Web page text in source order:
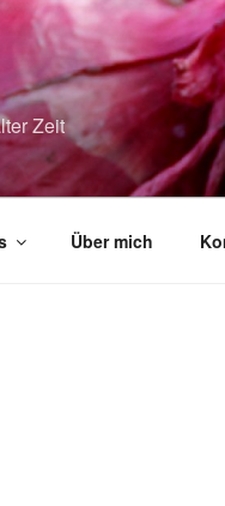
Zeit
Über mich